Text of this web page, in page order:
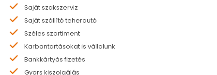
Saját szakszerviz
Saját szállító teherautó
Széles szortiment
Karbantartásokat is vállalunk
Bankkártyás fizetés
Gyors kiszolgálás